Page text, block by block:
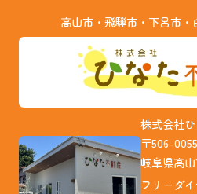
高山市・飛騨市・下呂市
株式会社
〒506-0055
岐阜県高
フリーダ